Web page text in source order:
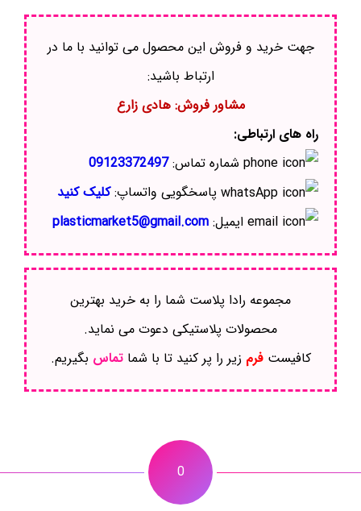
جهت خرید و فروش این محصول می توانید با ما در
ارتباط باشید:
مشاور فروش: هادی زارع
راه های ارتباطی:
شماره تماس:09123372497
پاسخگویی واتساپ:کلیک کنید
ایمیل: plasticmarket5@gmail.com
مجموعه رادا پلاست شما را به خرید بهترین
محصولات پلاستیکی دعوت می نماید.
کافیستفرم زیر را پر کنید تا با شماتماس بگیریم.
0